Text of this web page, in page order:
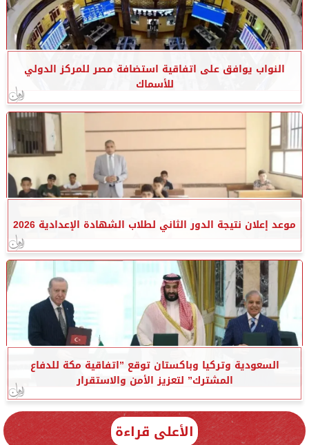
النواب يوافق على اتفاقية استضافة مصر للمركز الدولي
للأسماك
موعد إعلان نتيجة الدور الثاني لطلاب الشهادة الإعدادية 2026
السعودية وتركيا وباكستان توقع ”اتفاقية مكة للدفاع
المشترك” لتعزيز الأمن والاستقرار
الأعلى قراءة